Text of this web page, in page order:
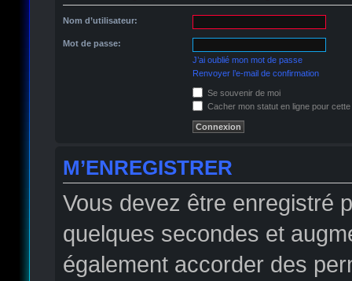
Nom d’utilisateur:
Mot de passe:
J’ai oublié mon mot de passe
Renvoyer l’e-mail de confirmation
Se souvenir de moi
Cacher mon statut en ligne pour
M’ENREGISTRER
Vous devez être enregistré
quelques secondes et
également accorder des